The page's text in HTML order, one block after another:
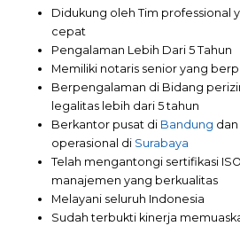
Didukung oleh Tim professional
cepat
Pengalaman Lebih Dari 5 Tahun
Memiliki notaris senior yang
Berpengalaman di Bidang
legalitas lebih dari 5 tahun
Berkantor pusat di Bandung
operasional di Surabaya
Telah mengantongi sertifikasi
manajemen yang berkualitas
Melayani seluruh Indonesia
Sudah terbukti kinerja